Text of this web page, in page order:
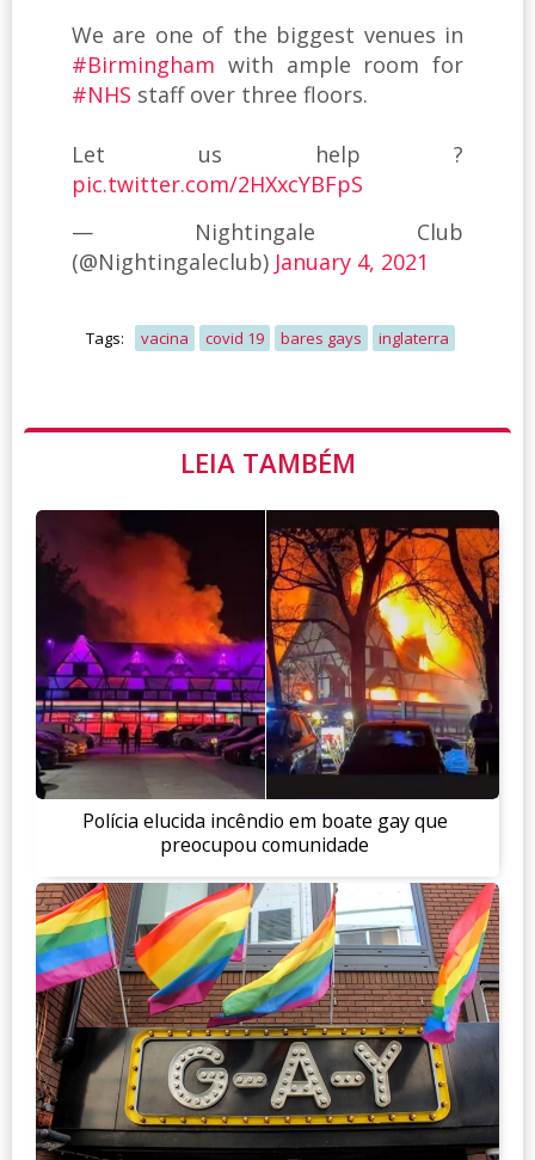
We are one of the biggest venues in
#Birmingham with ample room for
#NHS staff over three floors.
Let us help ?
pic.twitter.com/2HXxcYBFpS
— Nightingale Club
(@Nightingaleclub) January 4, 2021
Tags: vacina covid 19 bares gays inglaterra
LEIA TAMBÉM
Polícia elucida incêndio em boate gay que
preocupou comunidade